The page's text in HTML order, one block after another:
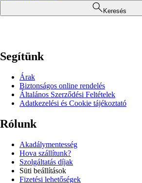
Keresés
Segítünk
Árak
Biztonságos online rendelés
Általános Szerződési Feltételek
Adatkezelési és Cookie tájékoztató
Rólunk
Akadálymentesség
Hova szállítunk?
Szolgáltatás díjak
Süti beállítások
Fizetési lehetőségek